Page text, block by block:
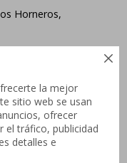

la mejor
sitio web se usan
ofrecer
el tráfico, publicidad
detalles e
Horneros,
Pick up web 3 a